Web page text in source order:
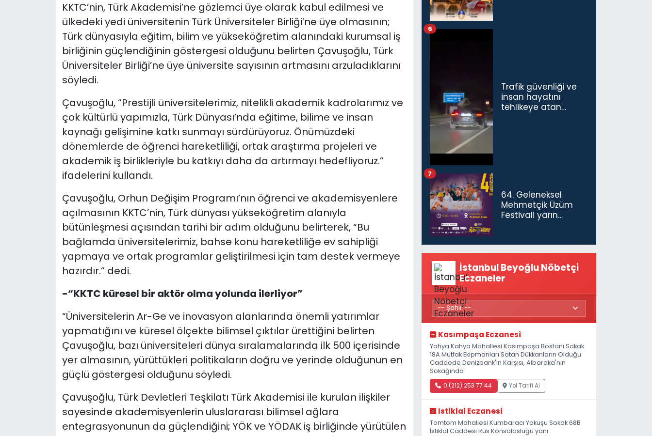
KKTC’nin, Türk Akademisi’ne gözlemci üye olarak kabul edilmesi ve
ülkedeki yedi üniversitenin Türk Üniversiteler Birliği’ne üye olmasının;
Türk dünyasıyla eğitim, bilim ve yükseköğretim alanındaki kurumsal iş
birliğinin güçlendiğinin göstergesi olduğunu belirten Çavuşoğlu, Türk
Üniversiteler Birliği’ne üye üniversite sayısının artmasını arzuladıklarını
söyledi.
Çavuşoğlu, “Prestijli üniversitelerimiz, nitelikli akademik kadrolarımız ve
çok kültürlü yapımızla, Türk Dünyası’nda eğitime, bilime ve insan
kaynağı gelişimine katkı sunmayı sürdürüyoruz. Önümüzdeki
dönemlerde de öğrenci hareketliliği, ortak araştırma projeleri ve
akademik iş birlikleriyle bu katkıyı daha da artırmayı hedefliyoruz.”
ifadelerini kullandı.
Çavuşoğlu, Orhun Değişim Programı’nın öğrenci ve akademisyenlere
açılmasının KKTC’nin, Türk dünyası yükseköğretim alanıyla
bütünleşmesi açısından tarihi bir adım olduğunu belirterek, “Bu
bağlamda üniversitelerimiz, bahse konu hareketliliğe ev sahipliği
yapmaya ve ortak programlar geliştirilmesi için tam destek vermeye
hazırdır.” dedi.
-“KKTC küresel bir aktör olma yolunda ilerliyor”
“Üniversitelerin Ar-Ge ve inovasyon alanlarında önemli yatırımlar
yapmatığını ve küresel ölçekte bilimsel çıktılar ürettiğini belirten
Çavuşoğlu, bazı üniversiteleri dünya sıralamalarında ilk 500 içerisinde
yer almasının, yürüttükleri politikaların doğru ve yerinde olduğunun en
güçlü göstergesi olduğunu söyledi.
Çavuşoğlu, Türk Devletleri Teşkilatı Türk Akademisi ile kurulan ilişkiler
sayesinde akademisyenlerin uluslararası bilimsel ağlara
entegrasyonunun da güçlendiğini; YÖK ve YÖDAK iş birliğinde yürütülen
Trafik güvenliği ve
insan hayatını
tehlikeye atan
6
64. Geleneksel
Mehmetçik Üzüm
Festivali yarın
7
İstanbul Beyoğlu Nöbetçi
Eczaneler
Kasımpaşa Eczanesi
Yahya Kahya Mahallesi Kasımpaşa Bostanı Sokak
18A Mutfak Ekipmanları Satan Dükkanların Olduğu
Caddede Denizbank'ın Karşısı, Albaraka'nın
Sokağında
0 (212) 253 77 44 Yol Tarifi Al
Istiklal Eczanesi
Tomtom Mahallesi Kumbaracı Yokuşu Sokak 68B
İstiklal Caddesi Rus Konsolosluğu yanı